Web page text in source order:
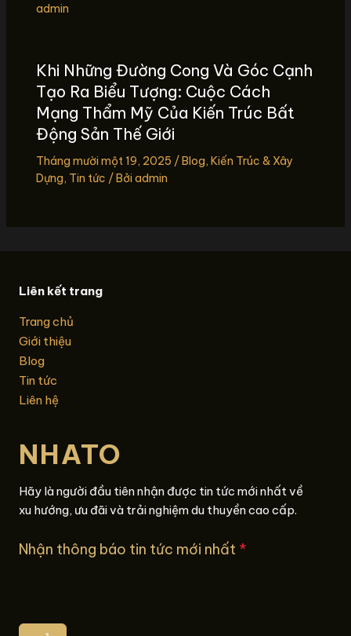
admin
Khi Những Đường Cong Và Góc Cạnh
Tạo Ra Biểu Tượng: Cuộc Cách
Mạng Thẩm Mỹ Của Kiến Trúc Bất
Động Sản Thế Giới
Tháng mười một 19, 2025 /Blog, Kiến Trúc & Xây
Dựng, Tin tức / Bởi admin
Liên kết trang
Trang chủ
Giới thiệu
Blog
Tin tức
Liên hệ
NHATO
Hãy là người đầu tiên nhận được tin tức mới nhất về
xu hướng, ưu đãi và trải nghiệm du thuyền cao cấp.
Nhận thông báo tin tức mới nhất *